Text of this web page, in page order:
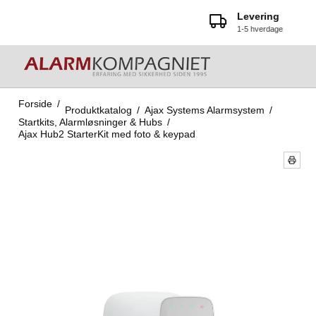
Levering
1-5 hverdage
Forside /
Produktkatalog / Ajax Systems Alarmsystem /
Startkits, Alarmløsninger & Hubs /
Ajax Hub2 StarterKit med foto & keypad